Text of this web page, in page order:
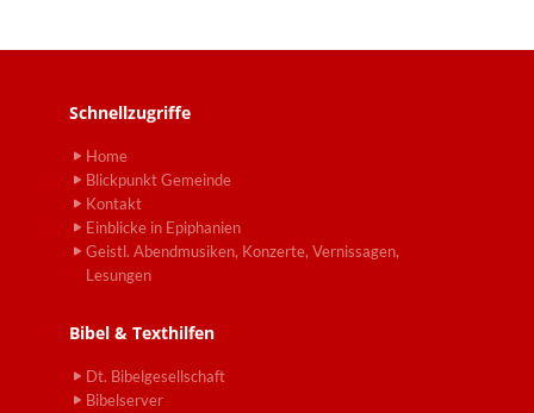
Schnellzugriffe
Home
Blickpunkt Gemeinde
Kontakt
Einblicke in Epiphanien
Geistl. Abendmusiken, Konzerte, Vernissagen,
Lesungen
Bibel & Texthilfen
Dt. Bibelgesellschaft
Bibelserver